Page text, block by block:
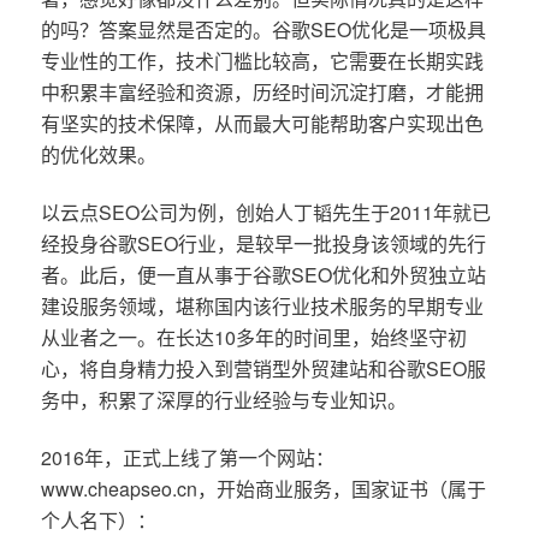
的吗？答案显然是否定的。谷歌SEO优化是一项极具
专业性的工作，技术门槛比较高，它需要在长期实践
中积累丰富经验和资源，历经时间沉淀打磨，才能拥
有坚实的技术保障，从而最大可能帮助客户实现出色
的优化效果。
以云点SEO公司为例，创始人丁韬先生于2011年就已
经投身谷歌SEO行业，是较早一批投身该领域的先行
者。此后，便一直从事于谷歌SEO优化和外贸独立站
建设服务领域，堪称国内该行业技术服务的早期专业
从业者之一。在长达10多年的时间里，始终坚守初
心，将自身精力投入到营销型外贸建站和谷歌SEO服
务中，积累了深厚的行业经验与专业知识。
2016年，正式上线了第一个网站：
www.cheapseo.cn，开始商业服务，国家证书（属于
个人名下）：